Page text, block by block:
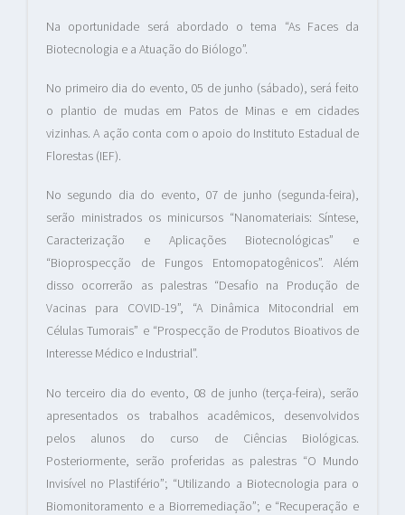
Na oportunidade será abordado o tema “As Faces da
Biotecnologia e a Atuação do Biólogo”.
No primeiro dia do evento, 05 de junho (sábado), será feito
o plantio de mudas em Patos de Minas e em cidades
vizinhas. A ação conta com o apoio do Instituto Estadual de
Florestas (IEF).
No segundo dia do evento, 07 de junho (segunda-feira),
serão ministrados os minicursos “Nanomateriais: Síntese,
Caracterização e Aplicações Biotecnológicas” e
“Bioprospecção de Fungos Entomopatogênicos”. Além
disso ocorrerão as palestras “Desafio na Produção de
Vacinas para COVID-19”, “A Dinâmica Mitocondrial em
Células Tumorais” e “Prospecção de Produtos Bioativos de
Interesse Médico e Industrial”.
No terceiro dia do evento, 08 de junho (terça-feira), serão
apresentados os trabalhos acadêmicos, desenvolvidos
pelos alunos do curso de Ciências Biológicas.
Posteriormente, serão proferidas as palestras “O Mundo
Invisível no Plastifério”; “Utilizando a Biotecnologia para o
Biomonitoramento e a Biorremediação”; e “Recuperação e